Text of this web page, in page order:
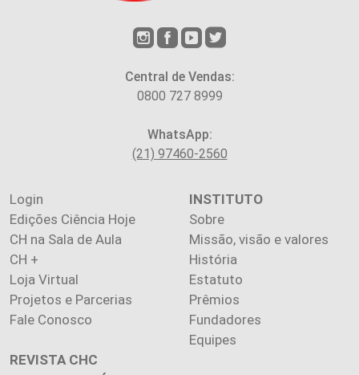
Central de Vendas:
0800 727 8999
WhatsApp:
(21) 97460-2560
Login
Edições Ciência Hoje
CH na Sala de Aula
CH +
Loja Virtual
Projetos e Parcerias
Fale Conosco
INSTITUTO
Sobre
Missão, visão e valores
História
Estatuto
Prêmios
Fundadores
Equipes
REVISTA CHC